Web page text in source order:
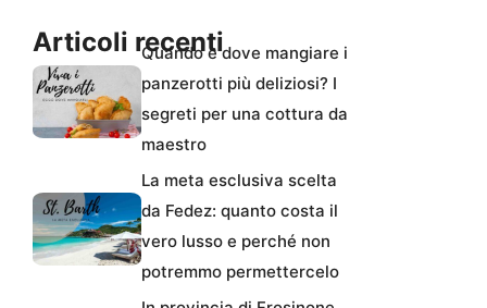
Articoli recentiQuando e dove mangiare i
panzerotti più deliziosi? I
segreti per una cottura da
maestro
La meta esclusiva scelta
da Fedez: quanto costa il
vero lusso e perché non
potremmo permettercelo